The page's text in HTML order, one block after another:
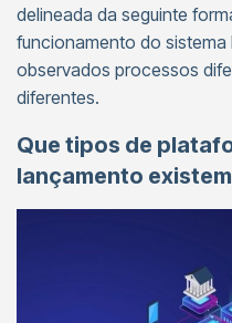
delineada da seguinte
funcionamento do
observados processos
diferentes.
Que tipos de
lançamento